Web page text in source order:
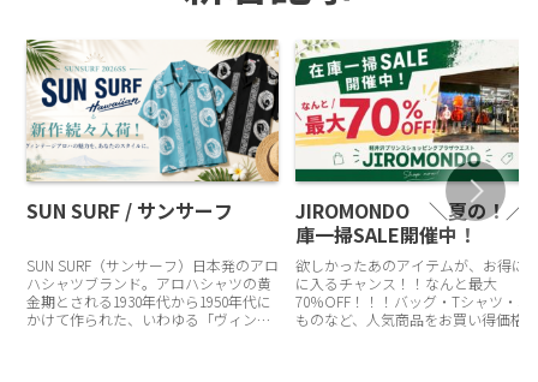
SUN SURF / サンサーフ
SUN SURF（サンサーフ）日本発のアロ
ハシャツブランド。アロハシャツの黄
金期とされる1930年代から1950年代に
かけて作られた、いわゆる「ヴィンテ
JIROMONDO ＼夏の！／
庫一掃SALE開催中！
欲しかったあのアイテムが、お得に
に入るチャンス！！なんと最大
70％OFF！！！バッグ・Tシャツ・羽
ものなど、人気商品をお買い得価格で